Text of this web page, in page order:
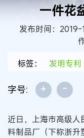
一件花
发布时间：
标签：
发明专利
字号: + -
近日，上海市高级
料制品厂（下称浙